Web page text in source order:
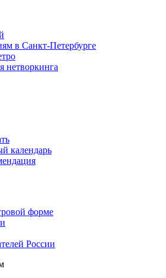
в Санкт-Петербурге
нетворкинга
календарь
форме
России